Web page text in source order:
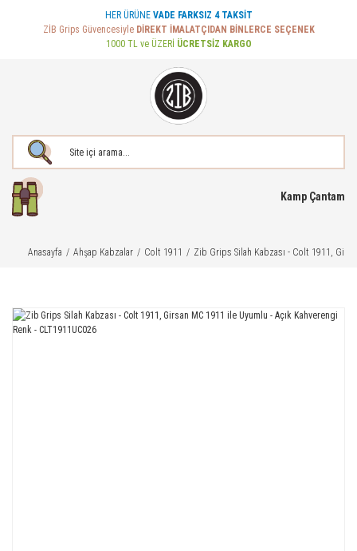
HER ÜRÜNE VADE FARKSIZ 4 TAKSİT
ZİB Grips Güvencesiyle DİREKT İMALATÇIDAN BİNLERCE SEÇENEK
1000 TL ve ÜZERİ ÜCRETSİZ KARGO
Kamp Çantam
Anasayfa Ahşap Kabzalar Colt 1911 Zib Grips Silah Kabzası - Colt 1911,